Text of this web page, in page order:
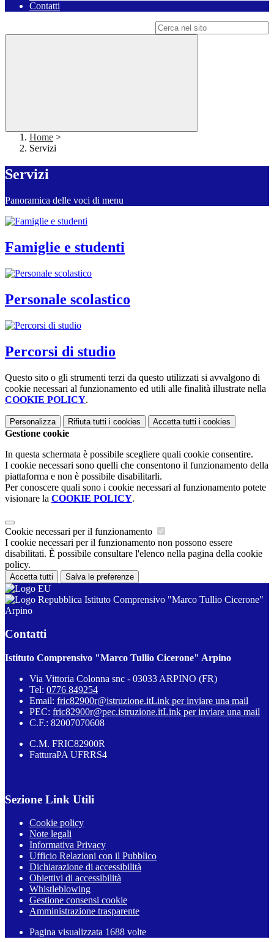
Contatti
Home >
Servizi
Servizi
Panoramica delle voci di menu
Famiglie e studenti
Personale scolastico
Percorsi di studio
Questo sito o gli strumenti terzi da questo utilizzati si avvalgono di
cookie necessari al funzionamento ed utili alle finalità illustrate nella
COOKIE POLICY.
Personalizza Rifiuta tutti i cookies Accetta tutti i cookies
Gestione cookie
In questa schermata è possibile scegliere quali cookie consentire.
I cookie necessari sono quelli che consentono il funzionamento della
piattaforma e non è possibile disabilitarli.
Per conoscere quali sono i cookie necessari al funzionamento potete
visionare la COOKIE POLICY.
Cookie necessari per il funzionamento
I cookie necessari per il funzionamento non possono essere
disabilitati. È possibile consultare l'elenco nella pagina della cookie
policy.
Accetta tutti Salva le preferenze
Istituto Comprensivo "Marco Tullio Cicerone"
Arpino
Contatti
Istituto Comprensivo "Marco Tullio Cicerone" Arpino
Via Vittoria Colonna snc - 03033 ARPINO (FR)
Tel: 0776 849254
Email: fric82900r@istruzione.itLink per inviare una mail
PEC: fric82900r@pec.istruzione.itLink per inviare una mail
C.F.: 82007070608
C.M. FRIC82900R
FatturaPA UFRRS4
Sezione Link Utili
Cookie policy
Note legali
Informativa Privacy
Ufficio Relazioni con il Pubblico
Dichiarazione di accessibilità
Obiettivi di accessibilità
Whistleblowing
Gestione consensi cookie
Amministrazione trasparente
Pagina visualizzata 1688 volte